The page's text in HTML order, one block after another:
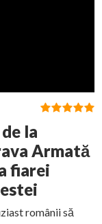
la
Armată
fiarei
românii să